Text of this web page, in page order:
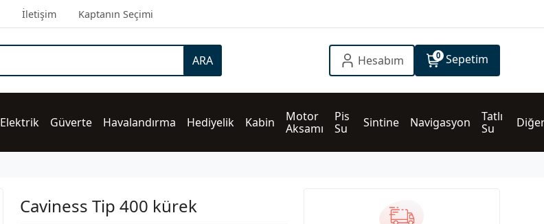
İletişim Kaptanın Seçimi
ARA Hesabım 0 Sepetim
Elektrik Güverte Havalandırma Hediyelik Kabin
Motor
Aksamı
Pis
Su
Sintine Navigasyon
Tatlı
Su
Caviness Tip 400 kürek